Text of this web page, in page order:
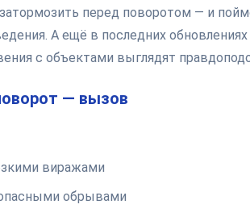
перед поворотом — и
А ещё в последних
с объектами выглядят
— вызов
виражами
обрывами